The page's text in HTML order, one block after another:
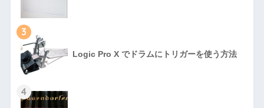
3
Logic Pro X でドラムにトリガーを使う方法
4